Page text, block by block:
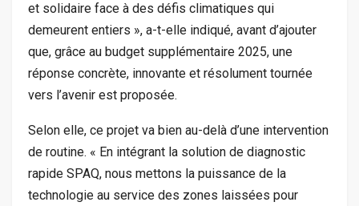
et solidaire face à des défis climatiques qui
demeurent entiers », a-t-elle indiqué, avant d’ajouter
que, grâce au budget supplémentaire 2025, une
réponse concrète, innovante et résolument tournée
vers l’avenir est proposée.
Selon elle, ce projet va bien au-delà d’une intervention
de routine. « En intégrant la solution de diagnostic
rapide SPAQ, nous mettons la puissance de la
technologie au service des zones laissées pour